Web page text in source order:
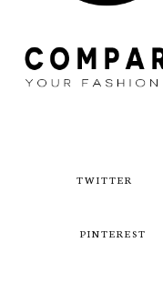
TWITTER
PINTEREST